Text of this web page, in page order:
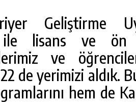
Geliştirme
ile lisans ve ön
ve
de yerimizi aldık.
hem de